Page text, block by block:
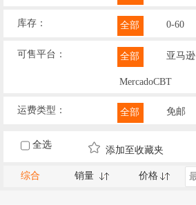
库存： 全部 0-60
可售平台： 全部 亚马逊
MercadoCBT
运费类型： 全部 免邮
全选
添加至收藏夹
综合 销量 价格